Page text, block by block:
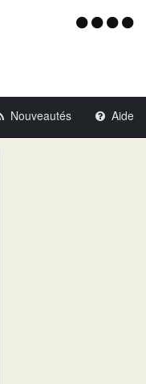
Menu
Nouveautés Aide